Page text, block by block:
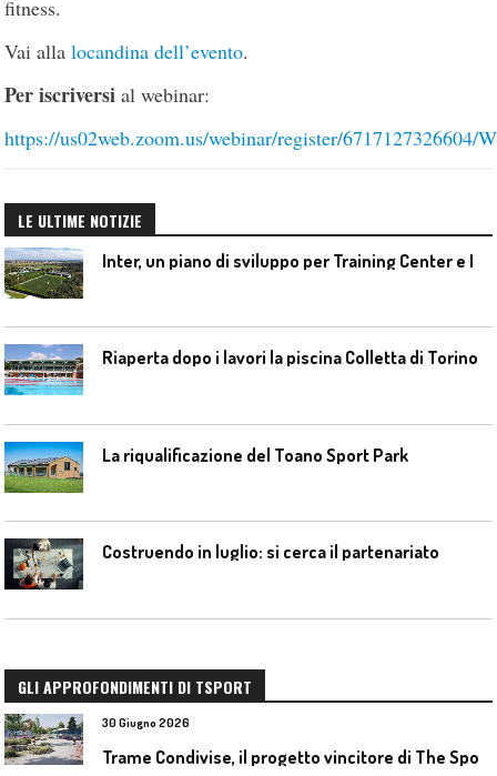
fitness.
Vai allalocandina dell’evento.
Per iscriversial webinar:
https://us02web.zoom.us/webinar/register/
LE ULTIME NOTIZIE
Riaperta dopo i lavori la piscina Colletta di Torino
La riqualificazione del Toano Sport Park
Costruendo in luglio: si cerca il partenariato
GLI APPROFONDIMENTI DI TSPORT
30 Giugno 2026